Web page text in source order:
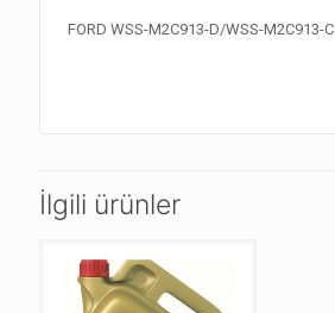
FORD WSS-M2C913-D/WSS-M2C913-C
İlgili ürünler